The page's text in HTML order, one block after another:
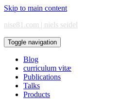
Skip to main content
nise81.com | niels seidel
Toggle navigation
Blog
curriculum vitæ
Publications
Talks
Products